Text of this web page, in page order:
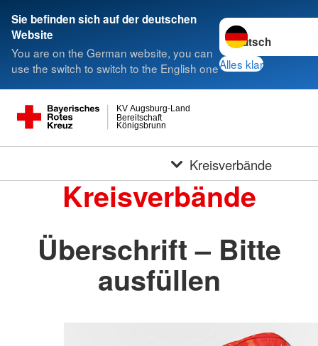
Sie befinden sich auf der deutschen
Website
You are on the German website, you can
use the switch to switch to the English one
Sprache wechseln
Alles klar
Königsbrunn
Bereitschaft
KV Augsburg-Land
Kreisverbände
Kreisverbände
Überschrift – Bitte
ausfüllen